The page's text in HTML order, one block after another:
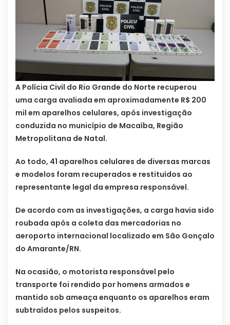
A Polícia Civil do Rio Grande do Norte recuperou
uma carga avaliada em aproximadamente R$ 200
mil em aparelhos celulares, após investigação
conduzida no município de Macaíba, Região
Metropolitana de Natal.
Ao todo, 41 aparelhos celulares de diversas marcas
e modelos foram recuperados e restituídos ao
representante legal da empresa responsável.
De acordo com as investigações, a carga havia sido
roubada após a coleta das mercadorias no
aeroporto internacional localizado em São Gonçalo
do Amarante/RN.
Na ocasião, o motorista responsável pelo
transporte foi rendido por homens armados e
mantido sob ameaça enquanto os aparelhos eram
subtraídos pelos suspeitos.